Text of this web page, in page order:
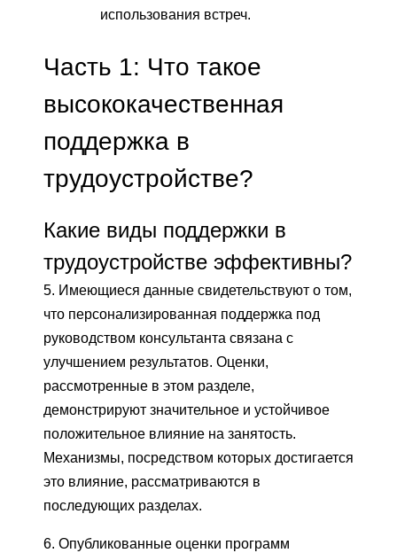
использования встреч.
Часть 1: Что такое
высококачественная
поддержка в
трудоустройстве?
Какие виды поддержки в
трудоустройстве эффективны?
5. Имеющиеся данные свидетельствуют о том,
что персонализированная поддержка под
руководством консультанта связана с
улучшением результатов. Оценки,
рассмотренные в этом разделе,
демонстрируют значительное и устойчивое
положительное влияние на занятость.
Механизмы, посредством которых достигается
это влияние, рассматриваются в
последующих разделах.
6. Опубликованные оценки программ